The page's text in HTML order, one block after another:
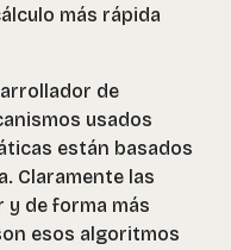
más rápida
de
usados
están basados
Claramente las
y de forma más
esos algoritmos